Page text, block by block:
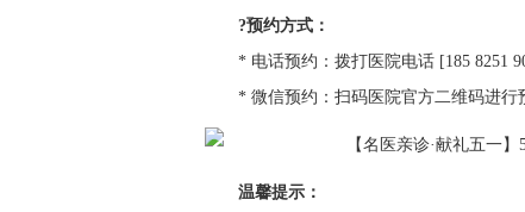
?预约方式：
* 电话预约：拨打医院电话 [185 8251
* 微信预约：扫码医院官方二维码进行
温馨提示：